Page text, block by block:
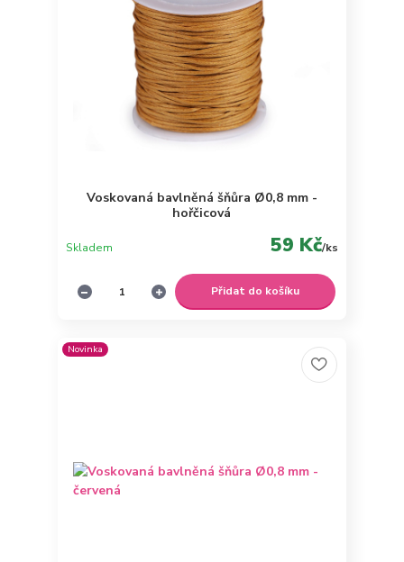
Voskovaná bavlněná šňůra Ø0,8 mm -
hořčicová
59 Kč/ks
Skladem
Přidat do košíku
Novinka